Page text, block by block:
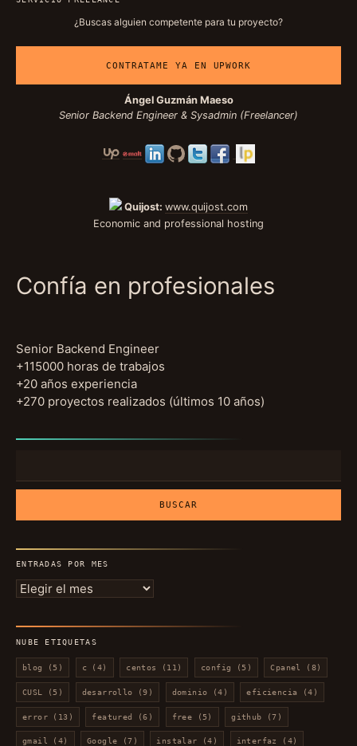
¿Buscas alguien competente para tu proyecto?
CONTRATAME YA EN UPWORK
Ángel Guzmán Maeso
Senior Backend Engineer & Sysadmin (Freelancer)
Quijost: www.quijost.com
Economic and professional hosting
Confía en profesionales
Senior Backend Engineer
+115000 horas de trabajos
+20 años experiencia
+270 proyectos realizados (últimos 10 años)
ENTRADAS POR MES
Entradas
mes
NUBE ETIQUETAS
blog (5) c (4) centos (11) config (5) Cpanel (8)
CUSL (5) desarrollo (9) dominio (4) eficiencia (4)
error(13) featured (6) free (5) github (7)
gmail (4) Google (7) instalar (4) interfaz (4)